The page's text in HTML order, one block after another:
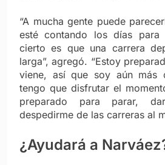
“A mucha gente puede
esté contando los días para
cierto es que una carrera
larga”, agregó. “Estoy
viene, así que soy aún más
tengo que disfrutar el
preparado para parar,
despedirme de las carreras al
¿Ayudará a